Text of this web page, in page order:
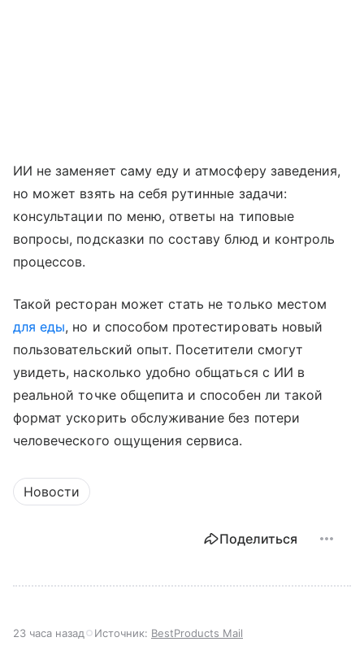
ИИ не заменяет саму еду и атмосферу заведения,
но может взять на себя рутинные задачи:
консультации по меню, ответы на типовые
вопросы, подсказки по составу блюд и контроль
процессов.
Такой ресторан может стать не только местом
для еды, но и способом протестировать новый
пользовательский опыт. Посетители смогут
увидеть, насколько удобно общаться с ИИ в
реальной точке общепита и способен ли такой
формат ускорить обслуживание без потери
человеческого ощущения сервиса.
Новости
Поделиться
23 часа назад Источник: BestProducts Mail